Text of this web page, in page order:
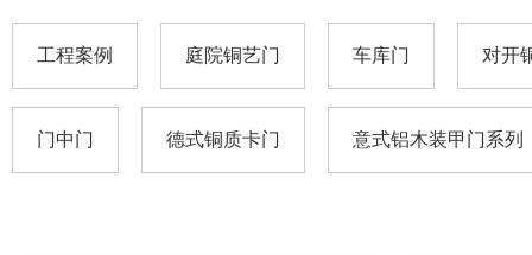
工程案例 庭院铜艺门 车库门 对开
门中门 德式铜质卡门 意式铝木装甲门系列